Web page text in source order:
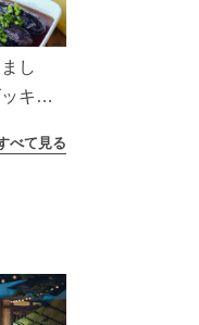
し
キー
栄養
べて見る